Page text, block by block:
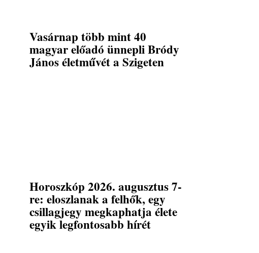
Vasárnap több mint 40
magyar előadó ünnepli Bródy
János életművét a Szigeten
Horoszkóp 2026. augusztus 7-
re: eloszlanak a felhők, egy
csillagjegy megkaphatja élete
egyik legfontosabb hírét